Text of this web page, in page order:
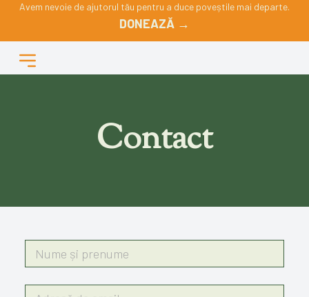
Avem nevoie de ajutorul tău pentru a duce poveștile mai departe.
DONEAZĂ →
Contact